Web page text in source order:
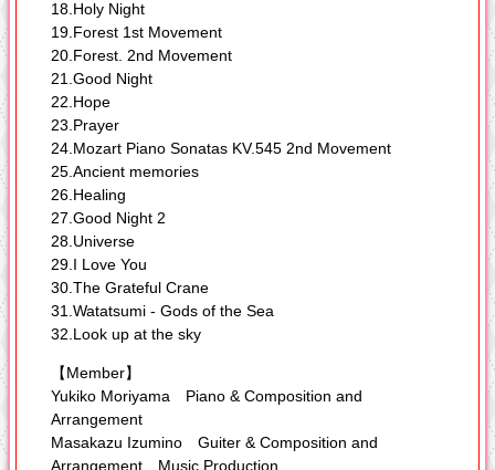
18.Holy Night
19.Forest 1st Movement
20.Forest. 2nd Movement
21.Good Night
22.Hope
23.Prayer
24.Mozart Piano Sonatas KV.545 2nd Movement
25.Ancient memories
26.Healing
27.Good Night 2
28.Universe
29.I Love You
30.The Grateful Crane
31.Watatsumi - Gods of the Sea
32.Look up at the sky
【Member】
Yukiko Moriyama Piano & Composition and
Arrangement
Masakazu Izumino Guiter & Composition and
Arrangement Music Production